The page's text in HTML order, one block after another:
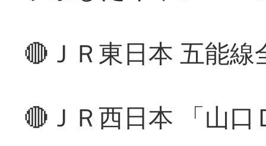
🔴ＪＲ東日本 五能
🔴ＪＲ西日本 「山